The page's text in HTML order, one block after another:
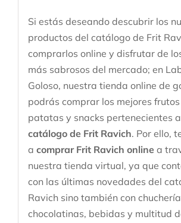
Si estás deseando descubrir los
productos del catálogo de Frit
comprarlos online y disfrutar de
más sabrosos del mercado; en
Goloso, nuestra tienda online de
podrás comprar los mejores frutos
patatas y snacks pertenecientes
catálogo de Frit Ravich. Por ello,
a comprar Frit Ravich online a
nuestra tienda virtual, ya que
con las últimas novedades del
Ravich sino también con
chocolatinas, bebidas y multitud